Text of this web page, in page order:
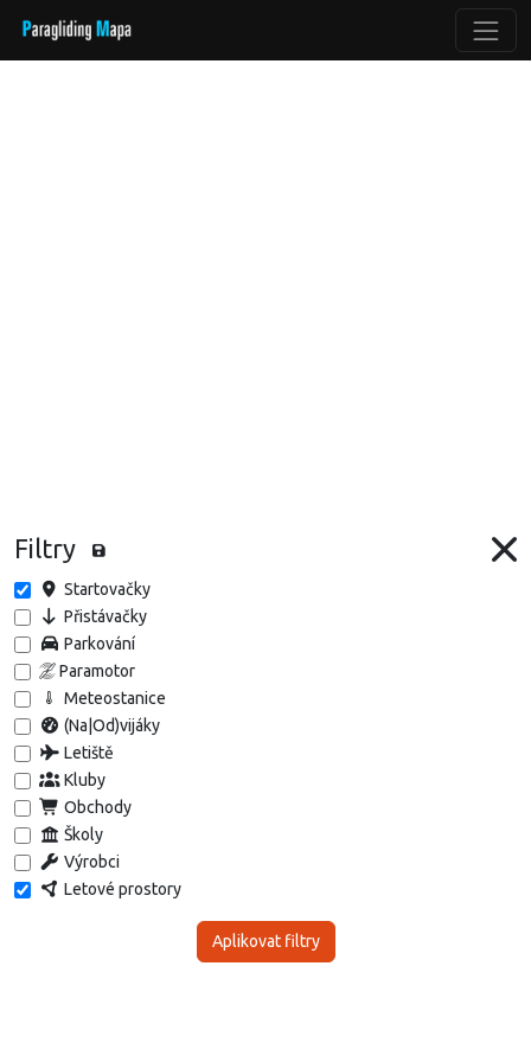
Filtry
Startovačky
Přistávačky
Parkování
Paramotor
Meteostanice
(Na|Od)vijáky
Letiště
Kluby
Obchody
Školy
Výrobci
Letové prostory
Aplikovat filtry